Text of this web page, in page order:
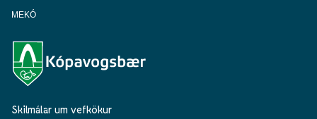
MEKÓ
Skilmálar um vefkökur